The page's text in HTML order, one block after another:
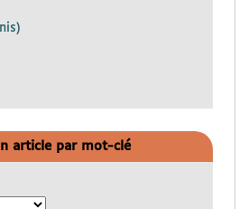
article par mot-clé